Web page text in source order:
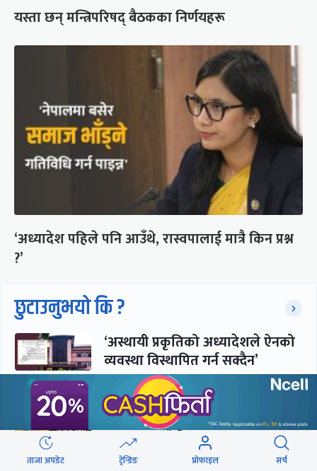
यस्ता छन् मन्त्रिपरिषद् बैठकका निर्णयहरू
‘अध्यादेश पहिले पनि आउँथे, रास्वपालाई मात्रै किन प्रश्न
?’
छुटाउनुभयो कि ?
‘अस्थायी प्रकृतिको अध्यादेशले ऐनको
व्यवस्था विस्थापित गर्न सक्दैन’
सरकार-प्रसाईं लुकामारी : छिनमै
पक्राउ, तुरुन्तै रिहा
ताजा अपडेट ट्रेन्डिङ प्रोफाइल सर्च